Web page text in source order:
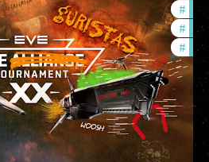
#
#
# pvp